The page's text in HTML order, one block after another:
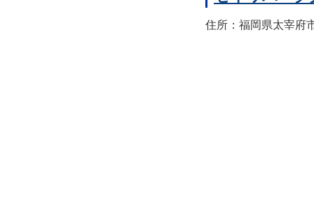
住所：福岡県太宰府